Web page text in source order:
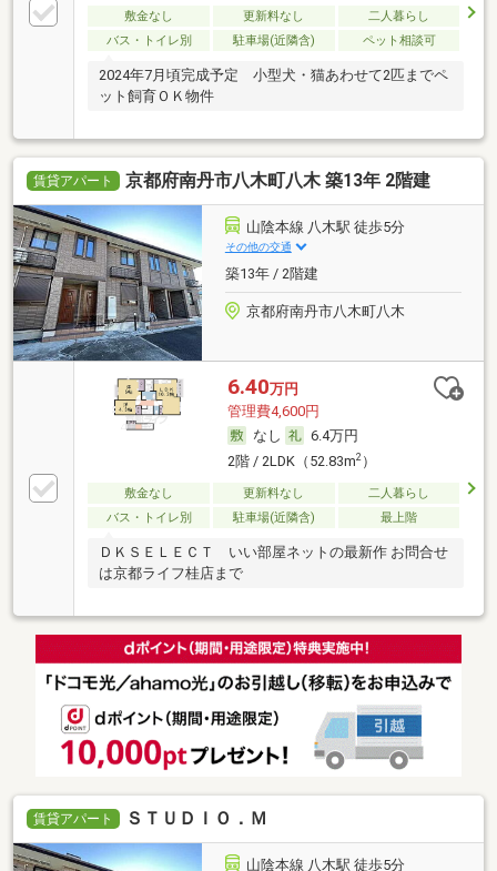
敷金なし 更新料なし
二人暮らし
バス・トイレ別
駐車場(近隣含) ペット相談可
2024年7月頃完成予定 小型犬・猫あわせて2匹までペ
ット飼育ＯＫ物件
賃貸アパート 京都府南丹市八木町八木 築13年 2階建
山陰本線 八木駅 徒歩5分
その他の交通
築13年 / 2階建
京都府南丹市八木町八木
6.40万円
管理費4,600円
なし
6.4万円
2階 / 2LDK（52.83m2）
敷金なし 更新料なし
二人暮らし
バス・トイレ別
駐車場(近隣含) 最上階
ＤＫＳＥＬＥＣＴ いい部屋ネットの最新作 お問合せ
は京都ライフ桂店まで
賃貸アパート ＳＴＵＤＩＯ．Ｍ
山陰本線 八木駅 徒歩5分